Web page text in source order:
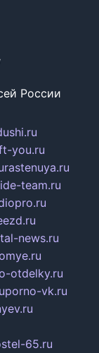
России
you.ru
rastenuya.ru
team.ru
news.ru
otdelky.ru
porno-vk.ru
65.ru